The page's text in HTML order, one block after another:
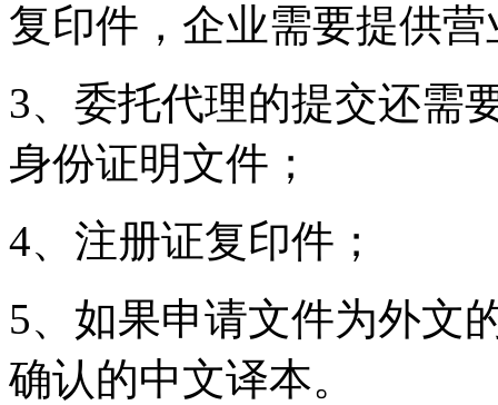
复印件，企业需要提供
3、委托代理的提交还需
身份证明文件；
4、注册证复印件；
5、如果申请文件为外文
确认的中文译本。